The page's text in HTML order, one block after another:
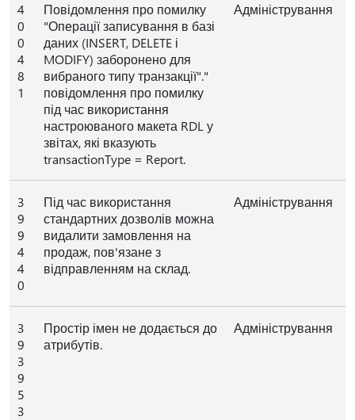
4
0
0
4
8
1
Повідомлення про помилку
"Операції записування в базі
даних (INSERT, DELETE і
MODIFY) заборонено для
вибраного типу транзакції"."
повідомлення про помилку
під час використання
настроюваного макета RDL у
звітах, які вказують
transactionType = Report.
Адміністрування
3
9
9
4
4
0
Під час використання
стандартних дозволів можна
видалити замовлення на
продаж, пов'язане з
відправленням на склад.
Адміністрування
3
9
3
9
5
3
Простір імен не додається до
атрибутів.
Адміністрування